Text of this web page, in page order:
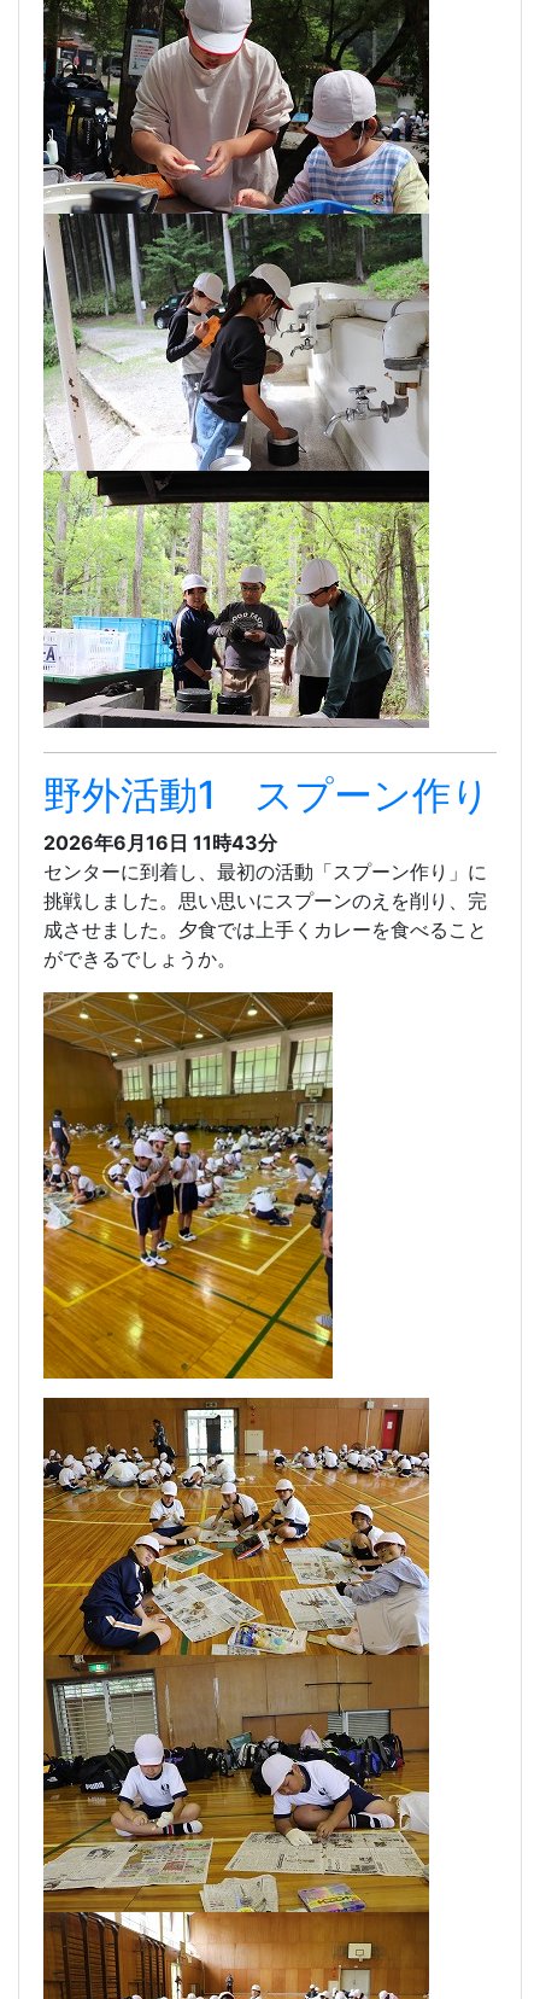
野外活動1 スプーン作り
2026年6月16日 11時43分
センターに到着し、最初の活動「スプーン作り」に
挑戦しました。思い思いにスプーンのえを削り、完
成させました。夕食では上手くカレーを食べること
ができるでしょうか。